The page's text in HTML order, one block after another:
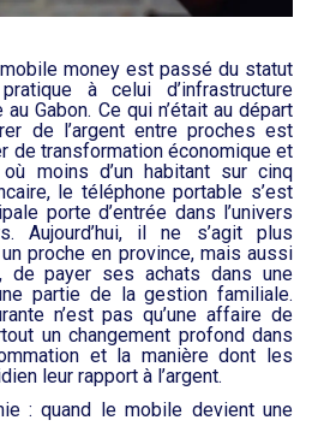
money est passé du statut
à celui d’infrastructure
Gabon. Ce qui n’était au départ
de l’argent entre proches est
de transformation économique et
moins d’un habitant sur cinq
le téléphone portable s’est
porte d’entrée dans l’univers
Aujourd’hui, il ne s’agit plus
proche en province, mais aussi
de payer ses achats dans une
partie de la gestion familiale.
n’est pas qu’une affaire de
un changement profond dans
et la manière dont les
leur rapport à l’argent.
: quand le mobile devient une